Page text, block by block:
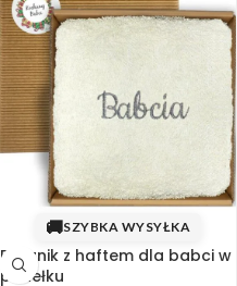
🚚SZYBKA WYSYŁKA
Ręcznik z haftem dla babci w
pudełku